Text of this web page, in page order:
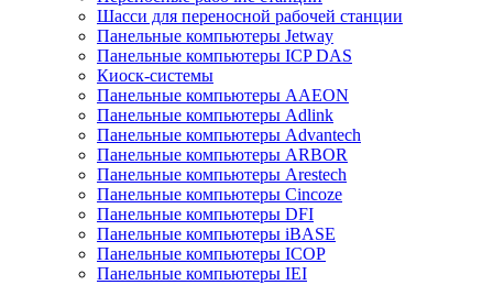
Шасси для переносной рабочей станции
Панельные компьютеры Jetway
Панельные компьютеры ICP DAS
Киоск-системы
Панельные компьютеры AAEON
Панельные компьютеры Adlink
Панельные компьютеры Advantech
Панельные компьютеры ARBOR
Панельные компьютеры Arestech
Панельные компьютеры Cincoze
Панельные компьютеры DFI
Панельные компьютеры iBASE
Панельные компьютеры ICOP
Панельные компьютеры IEI